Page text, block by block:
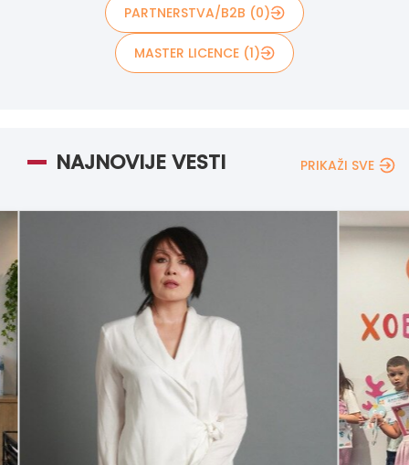
PARTNERSTVA/B2B (0)
MASTER LICENCE (1)
NAJNOVIJE VESTI PRIKAŽI SVE